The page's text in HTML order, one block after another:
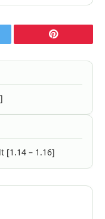
Pinterest
[1.14 – 1.16]